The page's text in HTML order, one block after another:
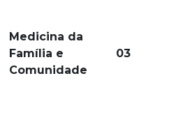
Medicina da
Família e
Comunidade
03